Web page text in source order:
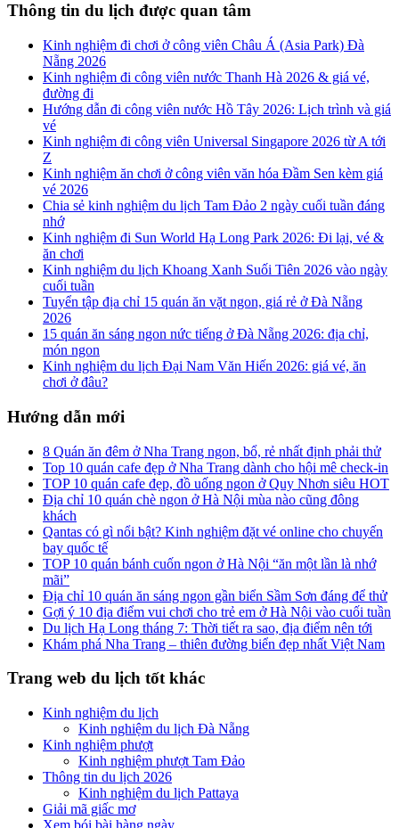
Thông tin du lịch được quan tâm
Kinh nghiệm đi chơi ở công viên Châu Á (Asia Park) Đà
Nẵng 2026
Kinh nghiệm đi công viên nước Thanh Hà 2026 & giá vé,
đường đi
Hướng dẫn đi công viên nước Hồ Tây 2026: Lịch trình và giá
vé
Kinh nghiệm đi công viên Universal Singapore 2026 từ A tới
Z
Kinh nghiệm ăn chơi ở công viên văn hóa Đầm Sen kèm giá
vé 2026
Chia sẻ kinh nghiệm du lịch Tam Đảo 2 ngày cuối tuần đáng
nhớ
Kinh nghiệm đi Sun World Hạ Long Park 2026: Đi lại, vé &
ăn chơi
Kinh nghiệm du lịch Khoang Xanh Suối Tiên 2026 vào ngày
cuối tuần
Tuyển tập địa chỉ 15 quán ăn vặt ngon, giá rẻ ở Đà Nẵng
2026
15 quán ăn sáng ngon nức tiếng ở Đà Nẵng 2026: địa chỉ,
món ngon
Kinh nghiệm du lịch Đại Nam Văn Hiến 2026: giá vé, ăn
chơi ở đâu?
Hướng dẫn mới
8 Quán ăn đêm ở Nha Trang ngon, bổ, rẻ nhất định phải thử
Top 10 quán cafe đẹp ở Nha Trang dành cho hội mê check-in
TOP 10 quán cafe đẹp, đồ uống ngon ở Quy Nhơn siêu HOT
Địa chỉ 10 quán chè ngon ở Hà Nội mùa nào cũng đông
khách
Qantas có gì nổi bật? Kinh nghiệm đặt vé online cho chuyến
bay quốc tế
TOP 10 quán bánh cuốn ngon ở Hà Nội “ăn một lần là nhớ
mãi”
Địa chỉ 10 quán ăn sáng ngon gần biển Sầm Sơn đáng để thử
Gợi ý 10 địa điểm vui chơi cho trẻ em ở Hà Nội vào cuối tuần
Du lịch Hạ Long tháng 7: Thời tiết ra sao, địa điểm nên tới
Khám phá Nha Trang – thiên đường biển đẹp nhất Việt Nam
Trang web du lịch tốt khác
Kinh nghiệm du lịch
Kinh nghiệm du lịch Đà Nẵng
Kinh nghiệm phượt
Kinh nghiệm phượt Tam Đảo
Thông tin du lịch 2026
Kinh nghiệm du lịch Pattaya
Giải mã giấc mơ
Xem bói bài hàng ngày